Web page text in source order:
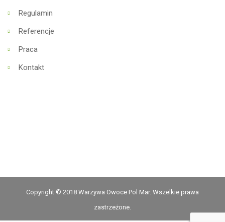
Regulamin
Referencje
Praca
Kontakt
Copyright © 2018 Warzywa Owoce Pol Mar. Wszelkie prawa
zastrzeżone.